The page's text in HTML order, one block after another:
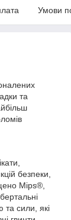
Умови
та
безпеки,
Mips®,
сили, які